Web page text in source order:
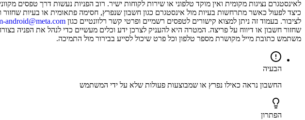
כיצד לפעול כאשר מתרחשות בעיות מול אינסטגרם כגון חשבון שנפרץ, חסימה פתאומית או בעיות
לציבור. בעמוד זה ניתן למצוא קישורים לטפסים רשמיים ופרטי קשר רלוונטיים כגון android@meta.com
שחזור חשבון או דיווח על פריצה. המטרה היא להעניק לצרכן ידע וכלים מעשיים כדי לנהל את הפניה
משתמש כתובת מייל מקושרת מספר טלפון וכל פרט שיכול לסייע בבירור מול התמיכה.
הבעיה
החשבון נראה כאילו נפרץ או שמבוצעות פעולות שלא על ידי המשתמש
הפתרון